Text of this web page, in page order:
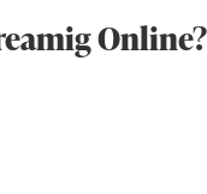
Online?